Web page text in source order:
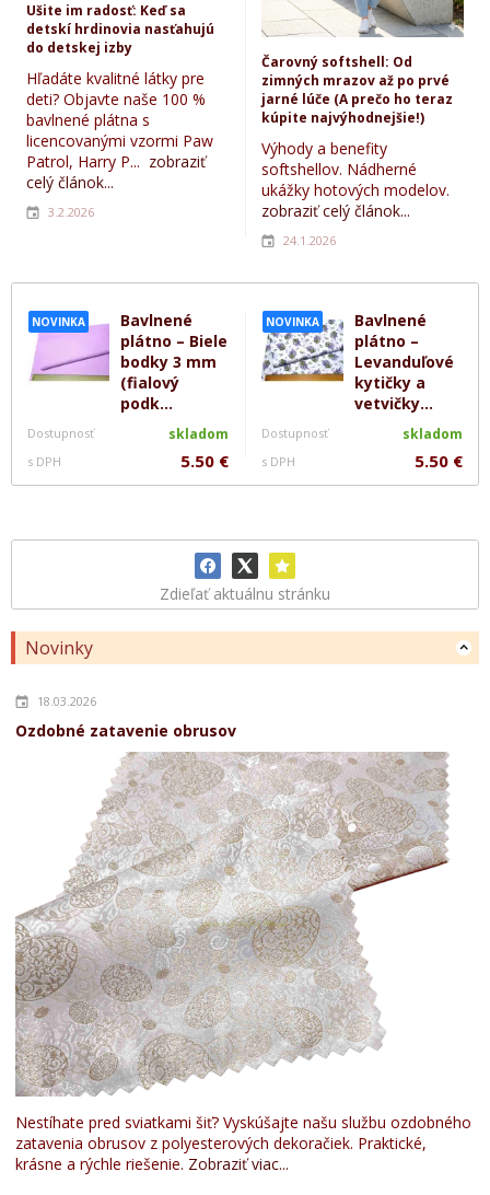
NOVINKA
Bavlnené
plátno – Biele
bodky 3 mm
(fialový
podk...
Dostupnosť skladom
s DPH 5.50 €
NOVINKA
Bavlnené
plátno –
Levanduľové
kytičky a
vetvičky...
Dostupnosť skladom
s DPH 5.50 €
Zdieľať aktuálnu stránku
Novinky
18.03.2026
Ozdobné zatavenie obrusov
Nestíhate pred sviatkami šiť? Vyskúšajte našu službu ozdobného
zatavenia obrusov z polyesterových dekoračiek. Praktické,
krásne a rýchle riešenie. Zobraziť viac...
Ušite im radosť: Keď sa
detskí hrdinovia nasťahujú
do detskej izby
Hľadáte kvalitné látky pre
deti? Objavte naše 100 %
bavlnené plátna s
licencovanými vzormi Paw
Patrol, Harry P... zobraziť
celý článok...
3.2.2026
Čarovný softshell: Od
zimných mrazov až po prvé
jarné lúče (A prečo ho teraz
kúpite najvýhodnejšie!)
Výhody a benefity
softshellov. Nádherné
ukážky hotových modelov.
zobraziť celý článok...
24.1.2026